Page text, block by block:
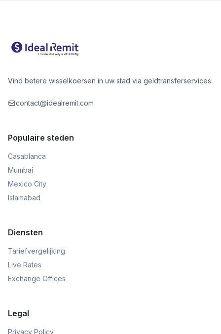
Vind betere wisselkoersen in uw stad via geldtransferservices.
contact@idealremit.com
Populaire steden
Casablanca
Mumbai
Mexico City
Islamabad
Diensten
Tariefvergelijking
Live Rates
Exchange Offices
Legal
Privacy Policy